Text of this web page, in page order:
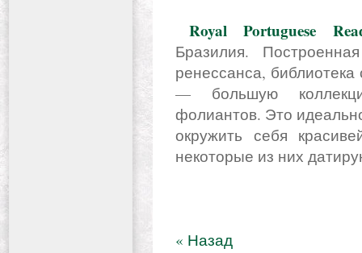
Royal Portuguese
Бразилия.
ренессанса,
— большую
фолиантов. Это
окружить себя
некоторые из них
« Назад